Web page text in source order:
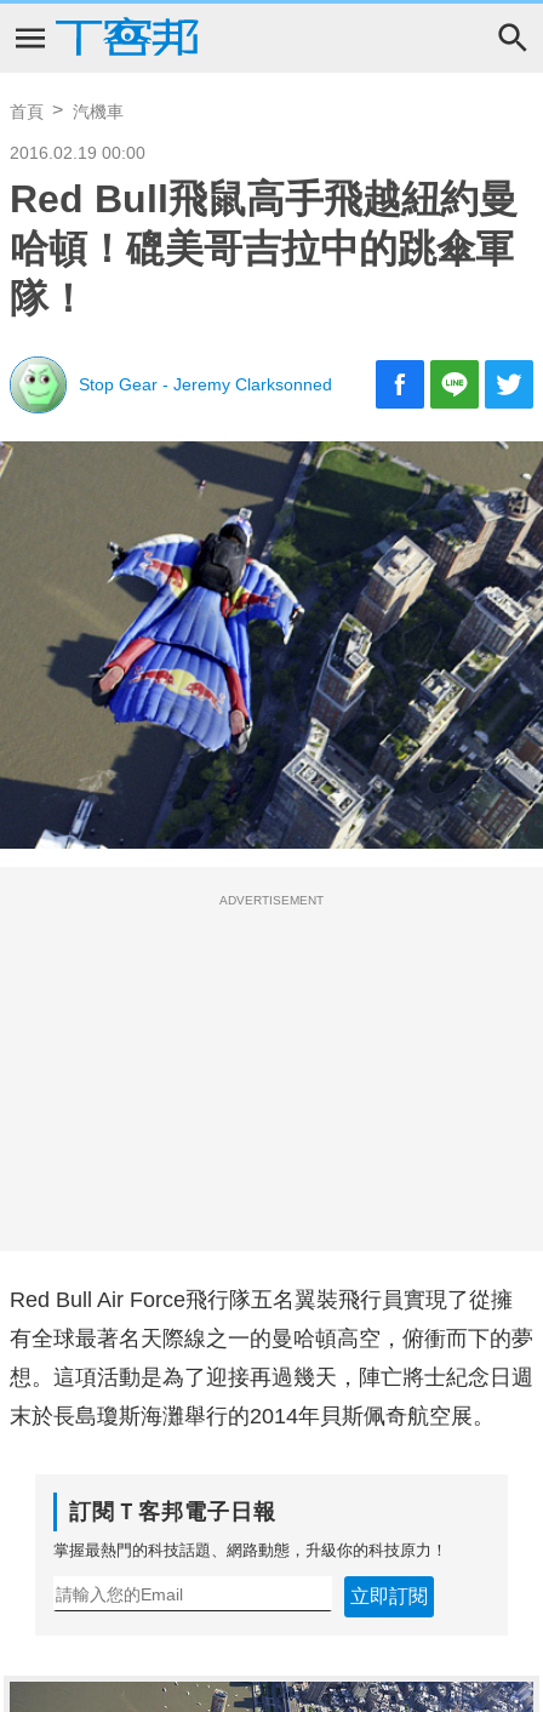
首頁 汽機車
2016.02.19 00:00
Red Bull飛鼠高手飛越紐約曼
哈頓！磇美哥吉拉中的跳傘軍
隊！
Stop Gear - Jeremy Clarksonned
ADVERTISEMENT
Red Bull Air Force飛行隊五名翼裝飛行員實現了從擁
有全球最著名天際線之一的曼哈頓高空，俯衝而下的夢
想。這項活動是為了迎接再過幾天，陣亡將士紀念日週
末於長島瓊斯海灘舉行的2014年貝斯佩奇航空展。
訂閱Ｔ客邦電子日報
掌握最熱門的科技話題、網路動態，升級你的科技原力！
立即訂閱